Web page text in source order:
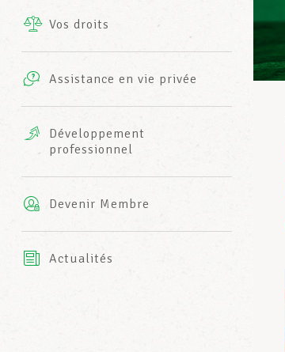
INFO-CENTER
Vos droits
Assistance en vie privée
complémentaires
AXA
Développement
professionnel
Devenir Membre
Actualités